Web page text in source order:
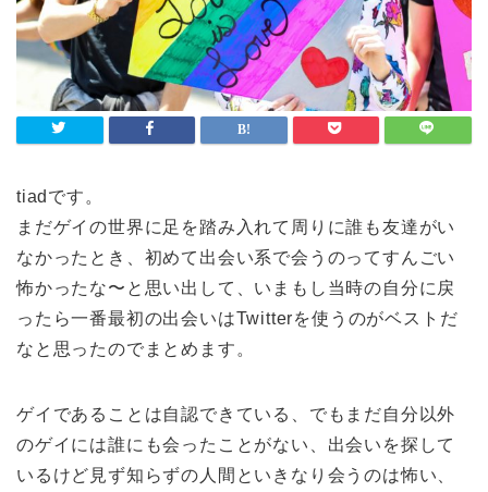
tiadです。
まだゲイの世界に足を踏み入れて周りに誰も友達がい
なかったとき、初めて出会い系で会うのってすんごい
怖かったな〜と思い出して、いまもし当時の自分に戻
ったら一番最初の出会いはTwitterを使うのがベストだ
なと思ったのでまとめます。
ゲイであることは自認できている、でもまだ自分以外
のゲイには誰にも会ったことがない、出会いを探して
いるけど見ず知らずの人間といきなり会うのは怖い、